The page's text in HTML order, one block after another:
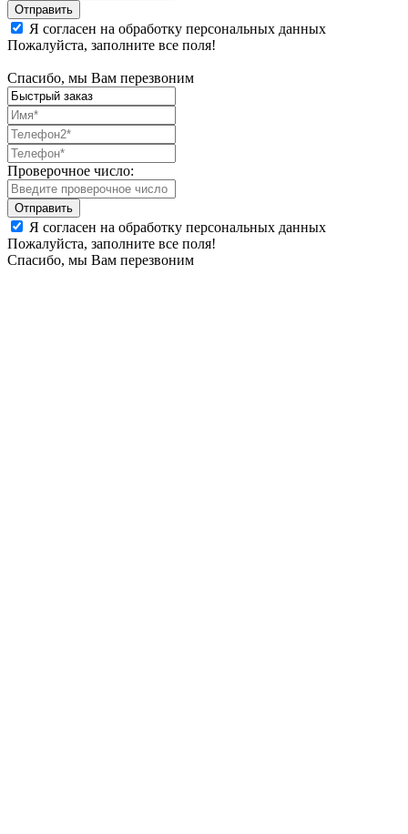
Я согласен на обработку персональных данных
Пожалуйста, заполните все поля!
Спасибо, мы Вам перезвоним
Проверочное число:
Я согласен на обработку персональных данных
Пожалуйста, заполните все поля!
Спасибо, мы Вам перезвоним